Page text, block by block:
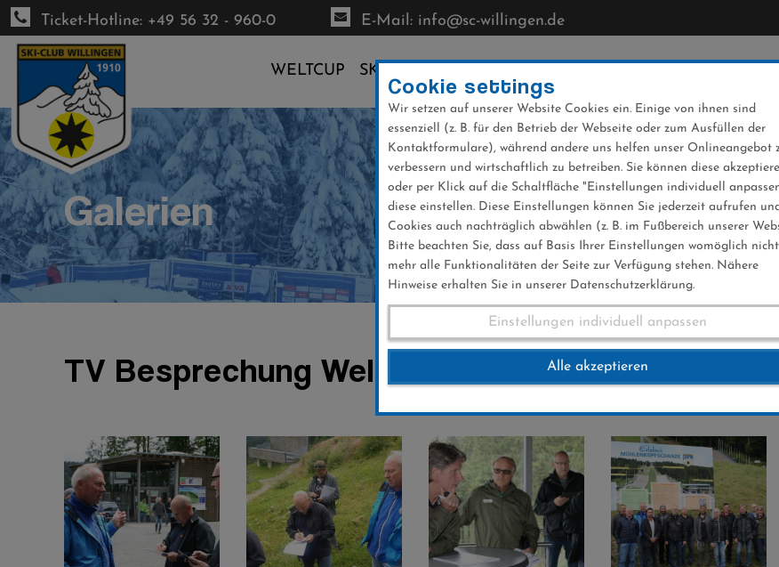
Direkt
zum
Inhalt
Ticket-Hotline: +49 56 32 - 960-0 E-Mail: info@sc-willingen.de
WELTCUP SKI-CLUB
Galerien
TV Besprechung Weltcup 2017
Cookie settings
Wir setzen auf unserer Website Cookies ein. Einige von ihnen sind
essenziell (z. B. für den Betrieb der Webseite oder zum Ausfüllen der
Kontaktformulare), während andere uns helfen unser Onlineangebot
verbessern und wirtschaftlich zu betreiben. Sie können diese
oder per Klick auf die Schaltfläche "Einstellungen individuell
diese einstellen. Diese Einstellungen können Sie jederzeit aufrufen
Cookies auch nachträglich abwählen (z. B. im Fußbereich unserer
Bitte beachten Sie, dass auf Basis Ihrer Einstellungen womöglich nicht
mehr alle Funktionalitäten der Seite zur Verfügung stehen. Nähere
Hinweise erhalten Sie in unserer Datenschutzerklärung.
Einstellungen individuell anpassen
Alle akzeptieren